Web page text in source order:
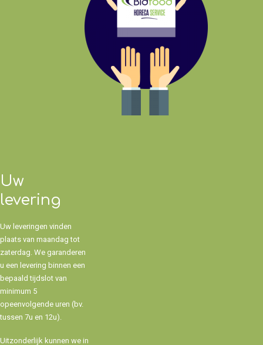
Uw
levering
Uw leveringen vinden
plaats van maandag tot
zaterdag. We garanderen
u een levering binnen een
bepaald tijdslot van
minimum 5
opeenvolgende uren (bv.
tussen 7u en 12u).
Uitzonderlijk kunnen we in